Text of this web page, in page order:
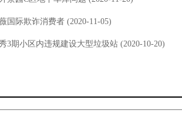
国际欺诈消费者 (2020-11-05)
3期小区内违规建设大型垃圾站 (2020-10-20)